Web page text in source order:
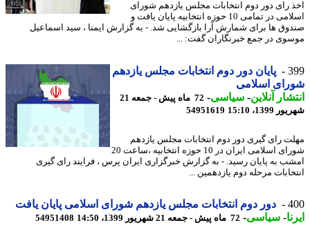
رای دور دوم انتخابات مجلس یازدهم شورای
اسلامی در تمامی 10 حوزه انتخابیه پایان یافت و
ها برای شمارش آرا بازگشایی شد. - به گزارش ایمنا ، سید اسماعیل
در جمع خبرنگاران گفت: ...
پایان دور دوم انتخابات مجلس یازدهم
اسلامی
آنلاین-سیاسی-
72 ماه پیش - جمعه 21
15:10
54951619
رای گیری دور دوم انتخابات مجلس یازدهم
شورای اسلامی ایران در 10 حوزه انتخابیه ،ساعت 20
به پایان رسید. - به گزارش خبرگزاری ایران پرس ، فرایند رای گیری
مرحله دوم یازدهمین ...
دور دوم انتخابات مجلس یازدهم شورای اسلامی پایان یافت
-سیاسی-72 ماه پیش - جمعه 21 شهریور 1399، 14:50 54951408